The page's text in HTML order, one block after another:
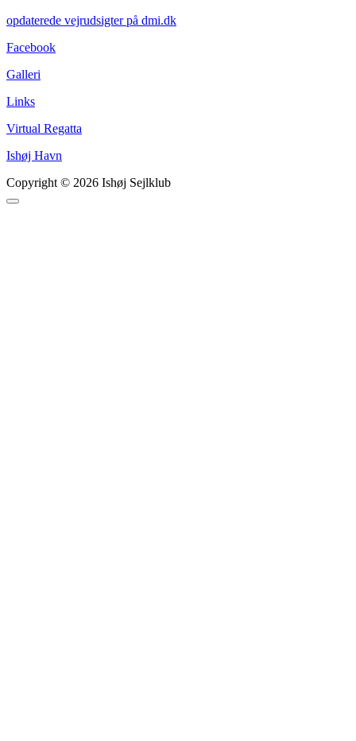
opdaterede vejrudsigter på dmi.dk
Facebook
Galleri
Links
Virtual Regatta
Ishøj Havn
Copyright © 2026 Ishøj Sejlklub